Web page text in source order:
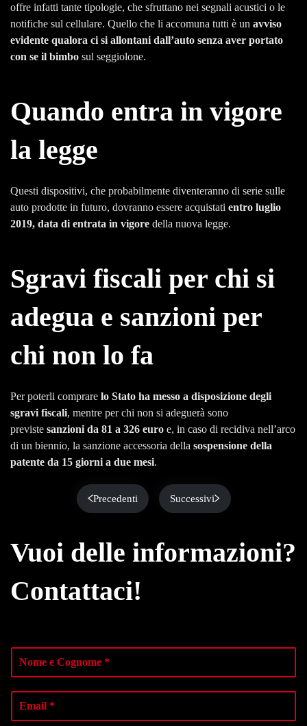
offre infatti tante tipologie, che sfruttano nei segnali acustici o le
notifiche sul cellulare. Quello che li accomuna tutti è un avviso
evidente qualora ci si allontani dall’auto senza aver portato
con se il bimbo sul seggiolone.
Quando entra in vigore
la legge
Questi dispositivi, che probabilmente diventeranno di serie sulle
auto prodotte in futuro, dovranno essere acquistati entro luglio
2019, data di entrata in vigore della nuova legge.
Sgravi fiscali per chi si
adegua e sanzioni per
chi non lo fa
Per poterli comprare lo Stato ha messo a disposizione degli
sgravi fiscali, mentre per chi non si adeguerà sono
previste sanzioni da 81 a 326 euro e, in caso di recidiva nell’arco
di un biennio, la sanzione accessoria della sospensione della
patente da 15 giorni a due mesi.
Precedenti Successivi
Vuoi delle informazioni?
Contattaci!
m
e
C